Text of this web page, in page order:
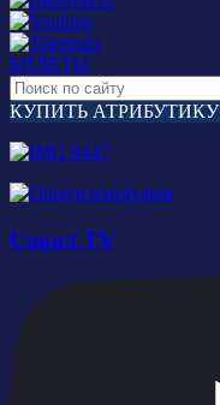
БИЛЕТЫ
КУПИТЬ АТРИБУТИКУ
Сокол TV